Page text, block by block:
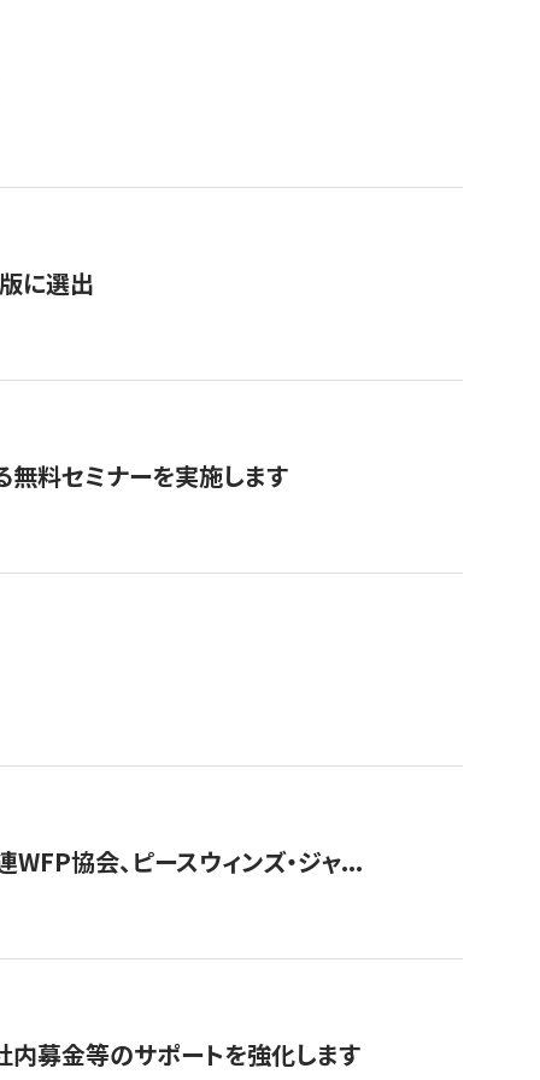
に選出
無料セミナーを実施します
協会、ピースウィンズ・ジャ...
内募金等のサポートを強化します